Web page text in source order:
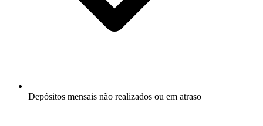
Depósitos mensais não realizados ou em atraso